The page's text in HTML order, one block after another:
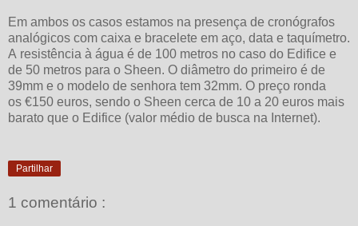
Em ambos os casos estamos na presença de cronógrafos
analógicos com caixa e bracelete em aço, data e taquímetro.
A resistência à água é de 100 metros no caso do Edifice e
de 50 metros para o Sheen. O diâmetro do primeiro é de
39mm e o modelo de senhora tem 32mm. O preço ronda
os €150 euros, sendo o Sheen cerca de 10 a 20 euros mais
barato que o Edifice (valor médio de busca na Internet).
Partilhar
1 comentário :